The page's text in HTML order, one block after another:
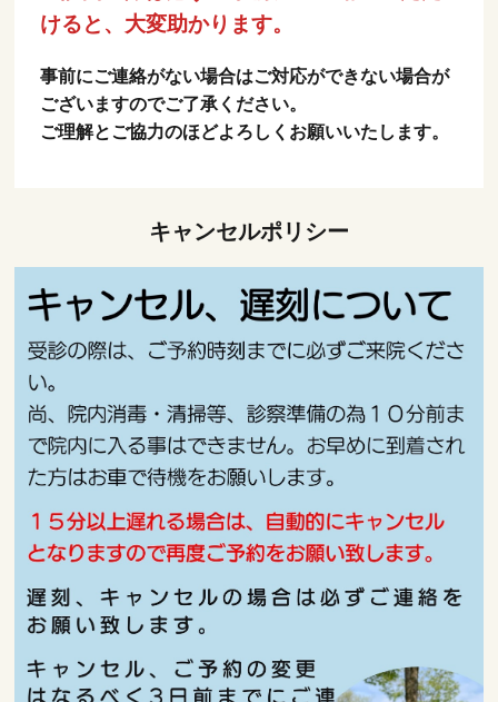
けると、大変助かります。
事前にご連絡がない場合はご対応ができない場合が
ございますのでご了承ください。
ご理解とご協力のほどよろしくお願いいたします。
キャンセルポリシー